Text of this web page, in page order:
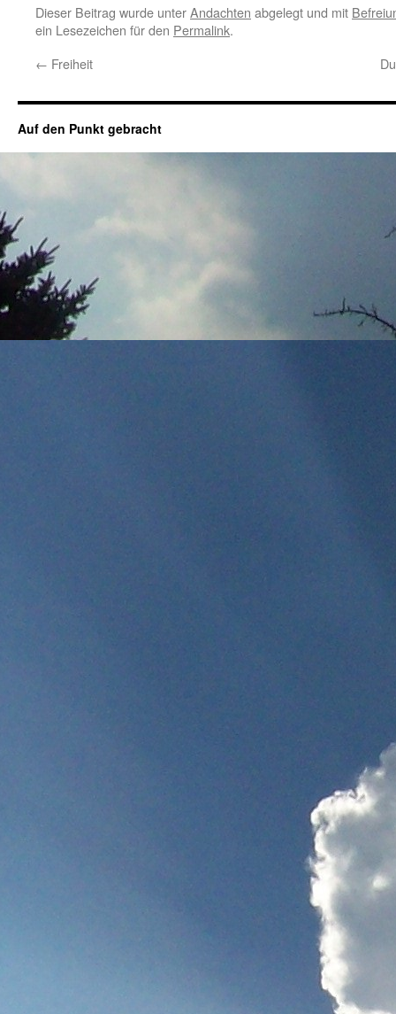
Dieser Beitrag wurde unterAndachten abgelegt und mit
ein Lesezeichen für den Permalink.
← Freiheit
Auf den Punkt gebracht